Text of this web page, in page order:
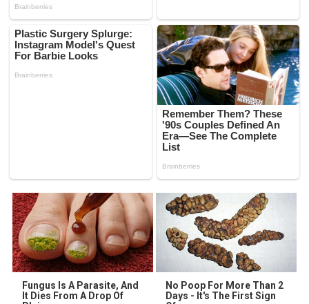
Fungus Is A Parasite, And
It Dies From A Drop Of
No Poop For More Than 2
Days - It's The First Sign